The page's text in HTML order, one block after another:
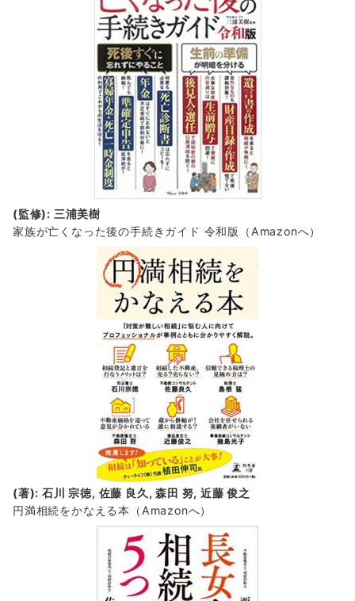
(監修): 三浦美樹
家族が亡くなった後の手続きガイド 令和版（Amazonへ）
(著): 石川 宗徳, 佐藤 良久, 森田 努, 近藤 俊之
円満相続をかなえる本（Amazonへ）